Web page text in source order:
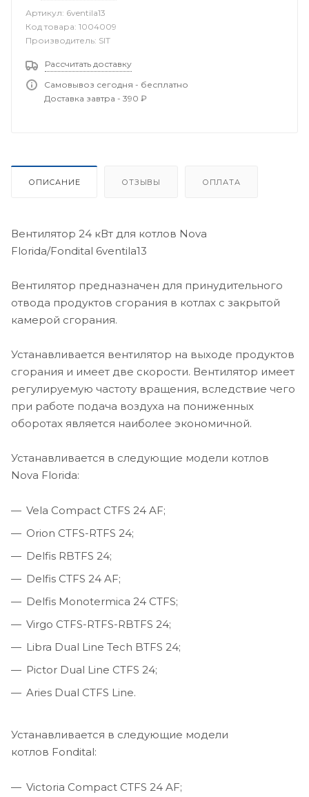
Артикул: 6ventila13
Код товара: 1004009
Производитель: SIT
Рассчитать доставку
Самовывоз сегодня - бесплатно
Доставка завтра - 390 ₽
ОПИСАНИЕ ОТЗЫВЫ ОПЛАТА
Вентилятор 24 кВт для котлов Nova
Florida/Fondital 6ventila13
Вентилятор предназначен для принудительного
отвода продуктов сгорания в котлах с закрытой
камерой сгорания.
Устанавливается вентилятор на выходе продуктов
сгорания и имеет две скорости. Вентилятор имеет
регулируемую частоту вращения, вследствие чего
при работе подача воздуха на пониженных
оборотах является наиболее экономичной.
Устанавливается в следующие модели котлов
Nova Florida:
Vela Compact CTFS 24 AF;
Orion CTFS-RTFS 24;
Delfis RBTFS 24;
Delfis CTFS 24 AF;
Delfis Monotermica 24 CTFS;
Virgo CTFS-RTFS-RBTFS 24;
Libra Dual Line Tech BTFS 24;
Pictor Dual Line CTFS 24;
Aries Dual CTFS Line.
Устанавливается в следующие модели
котлов Fondital:
Victoria Compact CTFS 24 AF;